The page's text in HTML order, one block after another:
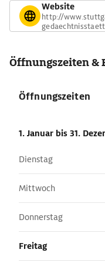
Website
http://
Öffnungszeiten &
Öffnungszeiten
1. Januar bis 31.
Dienstag
Mittwoch
Donnerstag
Freitag